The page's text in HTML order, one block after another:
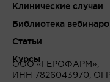
Клинические случаи
Библиотека
Статьи
Курсы
ООО «ГЕРОФАРМ»,
ИНН 7826043970,